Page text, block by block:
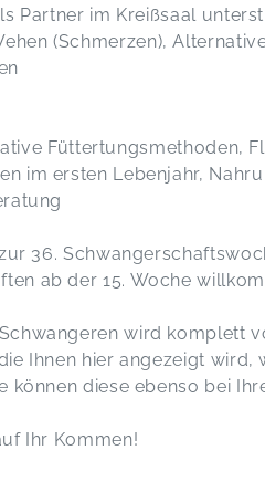
Partner im Kreißsaal
(Schmerzen),
Füttertungsmethoden,
im ersten Lebenjahr,
36.
ab der 15. Woche
wird komplett
Ihnen hier angezeigt
können diese ebenso bei
Ihr Kommen!